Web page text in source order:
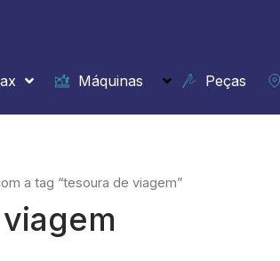
Máquinas Peças
a tag “tesoura de viagem”